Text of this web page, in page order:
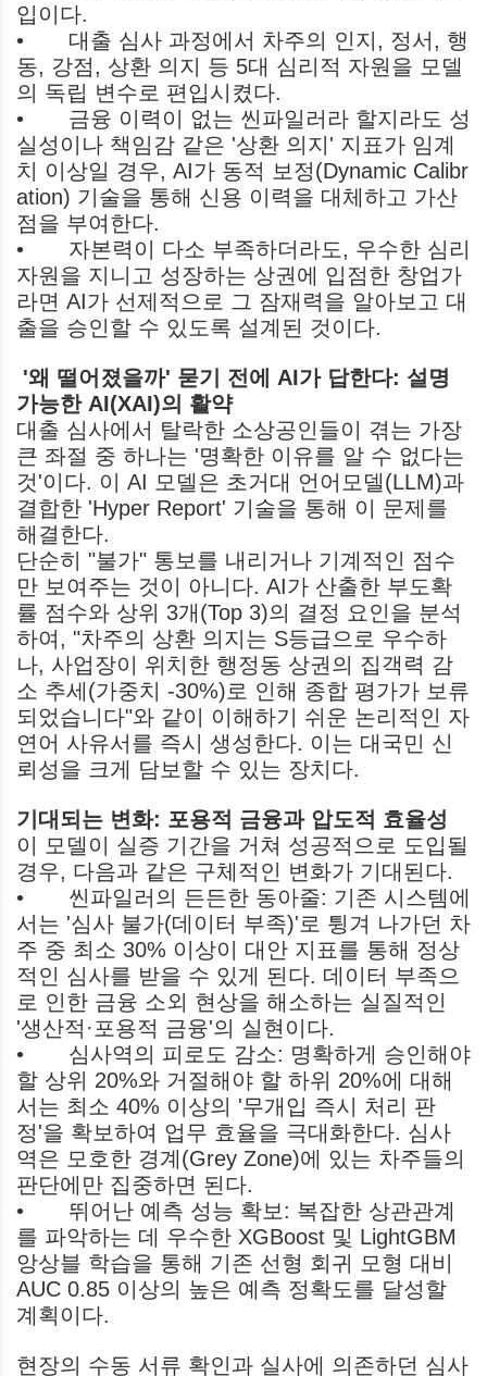
입이다.
•
대출 심사 과정에서 차주의 인지, 정서, 행
동, 강점, 상환 의지 등 5대 심리적 자원을 모델
의 독립 변수로 편입시켰다.
•
금융 이력이 없는 씬파일러라 할지라도 성
실성이나 책임감 같은 '상환 의지' 지표가 임계
치 이상일 경우, AI가 동적 보정(Dynamic Calibr
ation) 기술을 통해 신용 이력을 대체하고 가산
점을 부여한다.
•
자본력이 다소 부족하더라도, 우수한 심리
자원을 지니고 성장하는 상권에 입점한 창업가
라면 AI가 선제적으로 그 잠재력을 알아보고 대
출을 승인할 수 있도록 설계된 것이다.
'왜 떨어졌을까' 묻기 전에 AI가 답한다: 설명
가능한 AI(XAI)의 활약
대출 심사에서 탈락한 소상공인들이 겪는 가장
큰 좌절 중 하나는 '명확한 이유를 알 수 없다는
것'이다. 이 AI 모델은 초거대 언어모델(LLM)과
결합한 'Hyper Report' 기술을 통해 이 문제를
해결한다.
단순히 "불가" 통보를 내리거나 기계적인 점수
만 보여주는 것이 아니다. AI가 산출한 부도확
률 점수와 상위 3개(Top 3)의 결정 요인을 분석
하여, "차주의 상환 의지는 S등급으로 우수하
나, 사업장이 위치한 행정동 상권의 집객력 감
소 추세(가중치 -30%)로 인해 종합 평가가 보류
되었습니다"와 같이 이해하기 쉬운 논리적인 자
연어 사유서를 즉시 생성한다. 이는 대국민 신
뢰성을 크게 담보할 수 있는 장치다.
기대되는 변화: 포용적 금융과 압도적 효율성
이 모델이 실증 기간을 거쳐 성공적으로 도입될
경우, 다음과 같은 구체적인 변화가 기대된다.
•
씬파일러의 든든한 동아줄: 기존 시스템에
서는 '심사 불가(데이터 부족)'로 튕겨 나가던 차
주 중 최소 30% 이상이 대안 지표를 통해 정상
적인 심사를 받을 수 있게 된다. 데이터 부족으
로 인한 금융 소외 현상을 해소하는 실질적인
'생산적·포용적 금융'의 실현이다.
•
심사역의 피로도 감소: 명확하게 승인해야
할 상위 20%와 거절해야 할 하위 20%에 대해
서는 최소 40% 이상의 '무개입 즉시 처리 판
정'을 확보하여 업무 효율을 극대화한다. 심사
역은 모호한 경계(Grey Zone)에 있는 차주들의
판단에만 집중하면 된다.
•
뛰어난 예측 성능 확보: 복잡한 상관관계
를 파악하는 데 우수한 XGBoost 및 LightGBM
앙상블 학습을 통해 기존 선형 회귀 모형 대비
AUC 0.85 이상의 높은 예측 정확도를 달성할
계획이다.
현장의 수동 서류 확인과 실사에 의존하던 심사